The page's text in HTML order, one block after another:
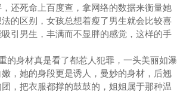
还死命上百度查，拿网络的数据来衡量她
的区别，女孩总想着瘦了男生就会比较喜
引男生，丰满而不显胖的感觉，这样的手
身材真是看了都惹人犯罪，一头美丽如瀑
，她的身段更是诱人，曼妙的身材，后翘
，把衣服都撑的鼓鼓的，姐姐属于那种温